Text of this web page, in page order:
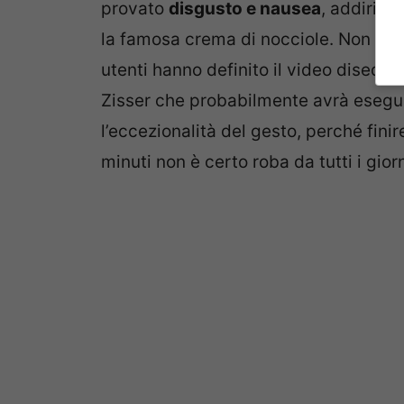
provato disgusto e nausea,
la famosa crema di nocciole. Non
utenti hanno definito il video
Zisser che probabilmente avrà
l’eccezionalità del gesto, perché
minuti non è certo roba da tutti i